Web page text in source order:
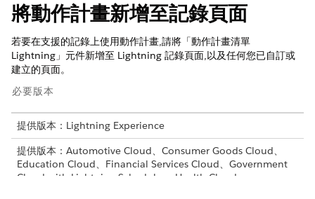
將動作計畫新增至記錄頁面
若要在支援的記錄上使用動作計畫,請將「動作計畫清單
Lightning」元件新增至 Lightning 記錄頁面,以及任何您已自訂或
建立的頁面。
必要版本
提供版本：Lightning Experience
提供版本：Automotive Cloud、Consumer Goods Cloud、
Education Cloud、Financial Services Cloud、Government
Cloud with Lightning Scheduler、Health Cloud、